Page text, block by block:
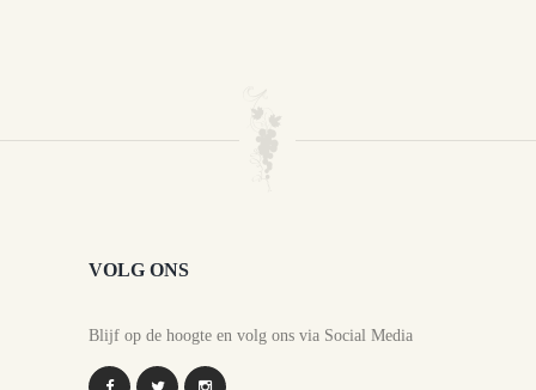
VOLG ONS
Blijf op de hoogte en volg ons via Social Media